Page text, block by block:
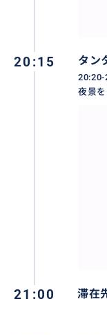
一望！
20:15 タン
20:20-
夜景
21:00 滞在